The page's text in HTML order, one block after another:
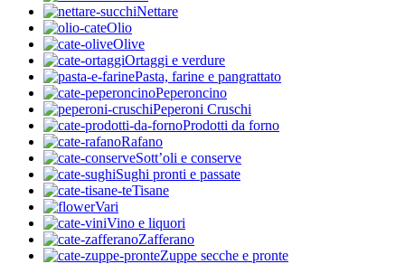
Nettare
Olio
Olive
Ortaggi e verdure
Pasta, farine e pangrattato
Peperoncino
Peperoni Cruschi
Prodotti da forno
Rafano
Sott’oli e conserve
Sughi pronti e passate
Tisane
Vari
Vino e liquori
Zafferano
Zuppe secche e pronte